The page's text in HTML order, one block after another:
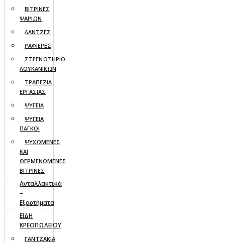
ΒΙΤΡΙΝΕΣ
ΨΑΡΙΩΝ
ΛΑΝΤΖΕΣ
ΡΑΦΙΕΡΕΣ
ΣΤΕΓΝΩΤΗΡΙΟ
ΛΟΥΚΑΝΙΚΩΝ
ΤΡΑΠΕΖΙΑ
ΕΡΓΑΣΙΑΣ
ΨΥΓΕΙΑ
ΨΥΓΕΙΑ
ΠΑΓΚΟΙ
ΨΥΧΩΜΕΝΕΣ
ΚΑΙ
ΘΕΡΜΕΝΟΜΕΝΕΣ
ΒΙΤΡΙΝΕΣ
Ανταλλακτικά
–
Εξαρτήματα
ΕΙΔΗ
ΚΡΕΟΠΩΛΕΙΟΥ
ΓΑΝΤΖΑΚΙΑ